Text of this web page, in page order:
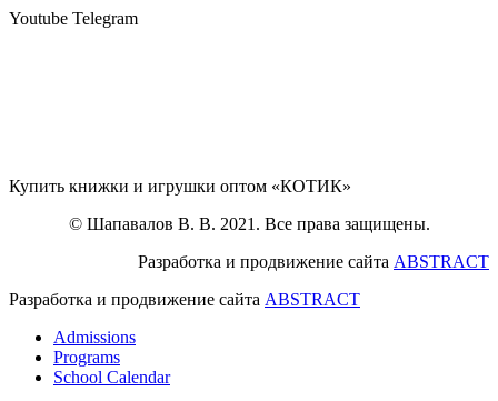
Youtube Telegram
Купить книжки и игрушки оптом «КОТИК»
© Шапавалов В. В. 2021. Все права защищены.
Разработка и продвижение сайта ABSTRACT
Разработка и продвижение сайта ABSTRACT
Admissions
Programs
School Calendar